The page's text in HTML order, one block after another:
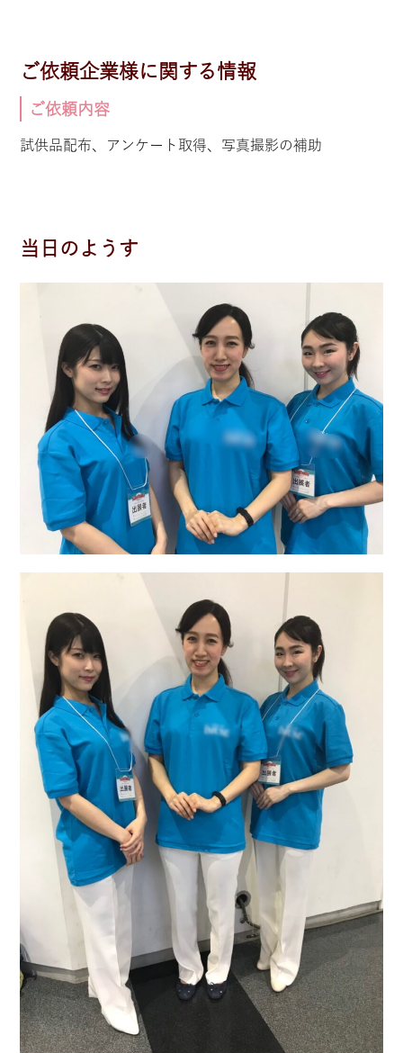
ご依頼企業様に関する情報
ご依頼内容
試供品配布、アンケート取得、写真撮影の補助
当日のようす